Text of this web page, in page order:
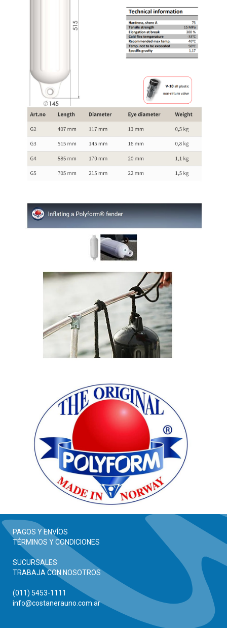
PAGOS Y ENVÍOS
TÉRMINOS Y CONDICIONES
SUCURSALES
TRABAJA CON NOSOTROS
(011) 5453-1111
info@costanerauno.com.ar